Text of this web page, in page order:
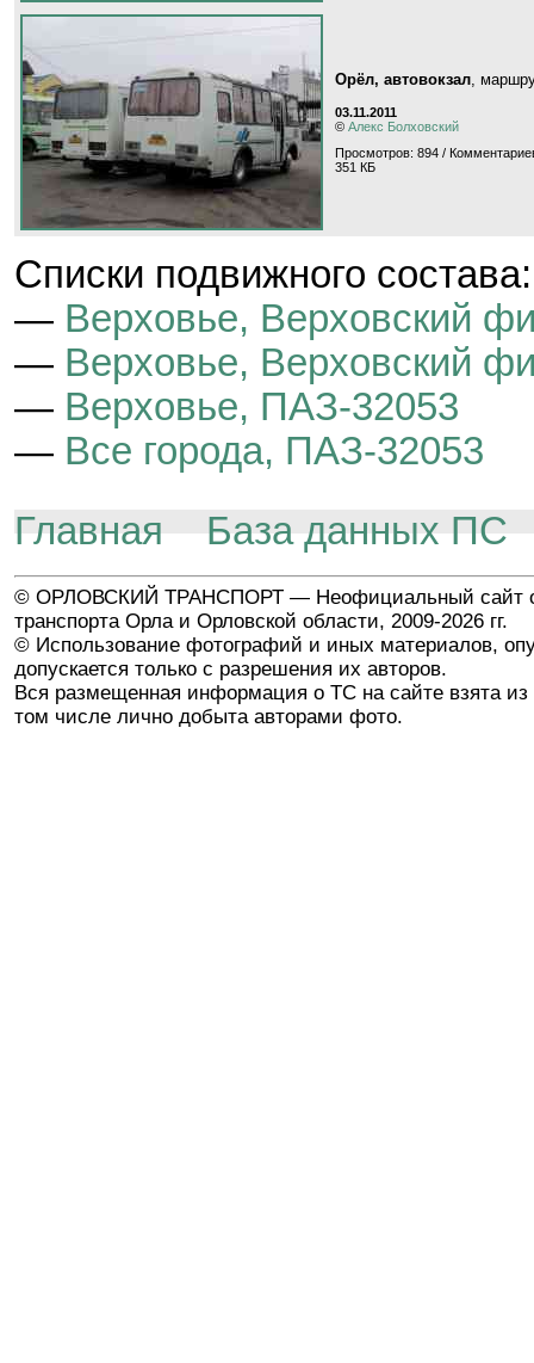
Орёл, автовокзал,
03.11.2011
© Алекс Болховский
Просмотров: 894 /
351 КБ
Cписки подвижного состава:
— Верховье, Верховский
— Верховье, Верховский
— Верховье, ПАЗ-32053
— Все города, ПАЗ-32053
Главная
База данных ПС
© ОРЛОВСКИЙ ТРАНСПОРТ — Неофициальный сайт
транспорта Орла и Орловской области, 2009-2026 гг.
© Использование фотографий и иных материалов,
допускается только с разрешения их авторов.
Вся размещенная информация о ТС на сайте взята из
том числе лично добыта авторами фото.